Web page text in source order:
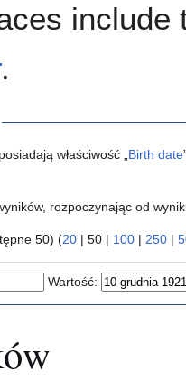
include
.
właściwość „ Birth date
rozpoczynając od
50) (20 | 50 | 100 | 250 |
Wartość: